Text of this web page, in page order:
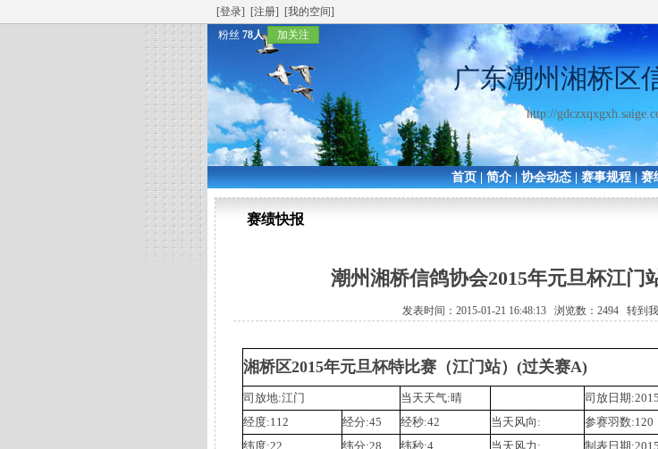
[登录] [注册] [我的空间]
粉丝 78人 加关注
广东潮州湘桥区
http://
首页|简介|协会动态|赛事规程|赛
赛绩快报
潮州湘桥信鸽协会2015年元旦杯江门
发表时间：2015-01-21 16:48:13 浏览数：2494 转到
湘桥区2015年元旦杯特比赛（江门站）(过关赛A)
司放地:江门 当天天气:晴
司放日期
经度:112
经分:45 经秒:42 当天风向: 参赛羽数:120
纬度:22
纬分:28 纬秒:4 当天风力:
制表日期